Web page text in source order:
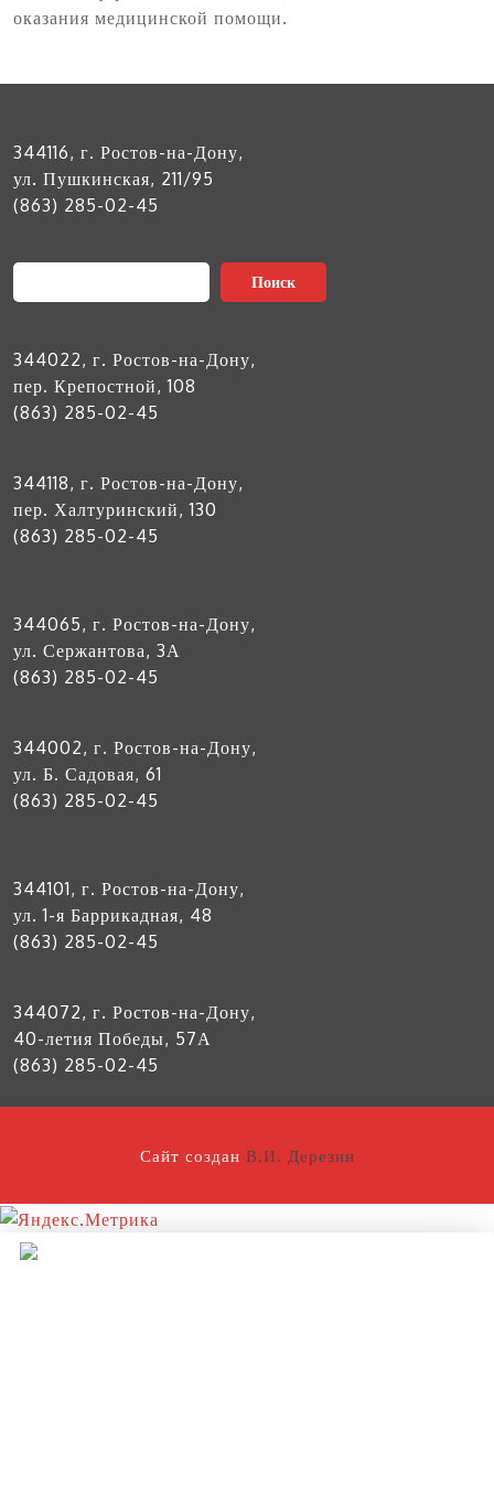
оказания медицинской помощи.
344116, г. Ростов-на-Дону,
ул. Пушкинская, 211/95
(863) 285-02-45
Поиск
344022, г. Ростов-на-Дону,
пер. Крепостной, 108
(863) 285-02-45
344118, г. Ростов-на-Дону,
пер. Халтуринский, 130
(863) 285-02-45
344065, г. Ростов-на-Дону,
ул. Сержантова, 3А
(863) 285-02-45
344002, г. Ростов-на-Дону,
ул. Б. Садовая, 61
(863) 285-02-45
344101, г. Ростов-на-Дону,
ул. 1-я Баррикадная, 48
(863) 285-02-45
344072, г. Ростов-на-Дону,
40-летия Победы, 57А
(863) 285-02-45
Сайт создан В.И. Дерезин